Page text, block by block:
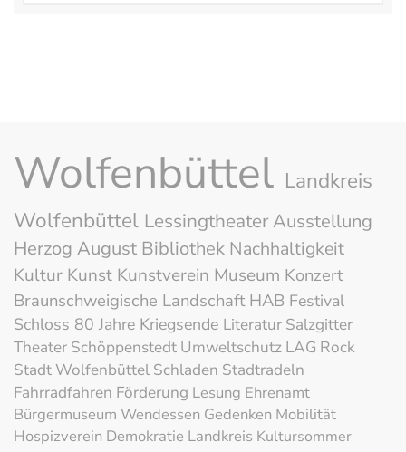
Wolfenbüttel Landkreis
Wolfenbüttel LessingtheaterAusstellung
Herzog August Bibliothek Nachhaltigkeit
Kultur Kunst Kunstverein Museum Konzert
Braunschweigische Landschaft HAB Festival
Schloss 80 Jahre Kriegsende Literatur Salzgitter
Theater Schöppenstedt Umweltschutz LAG Rock
Stadt Wolfenbüttel Schladen Stadtradeln
Fahrradfahren Förderung Lesung Ehrenamt
Bürgermuseum Wendessen Gedenken Mobilität
Hospizverein Demokratie Landkreis Kultursommer